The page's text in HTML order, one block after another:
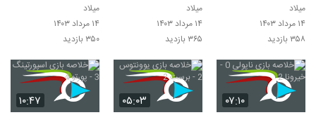
میلاد
۱۴ مرداد ۱۴۰۳
۳۵۸ بازدید
میلاد
۱۴ مرداد ۱۴۰۳
۳۶۵ بازدید
میلاد
۱۴ مرداد ۱۴۰۳
۳۵۰ بازدید
۰۷:۱۰ ۰۵:۰۳ ۱۰:۴۷